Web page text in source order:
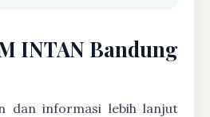
INTAN Bandung
dan informasi lebih lanjut